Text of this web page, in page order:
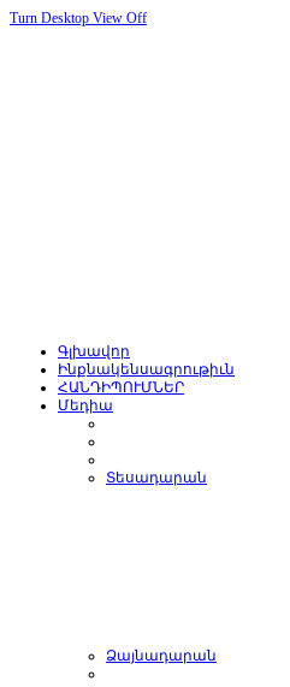
Turn Desktop View Off
Գլխավոր
Ինքնակենսագրութիւն
ՀԱՆԴԻՊՈՒՄՆԵՐ
Մեդիա
Տեսադարան
Ձայնադարան